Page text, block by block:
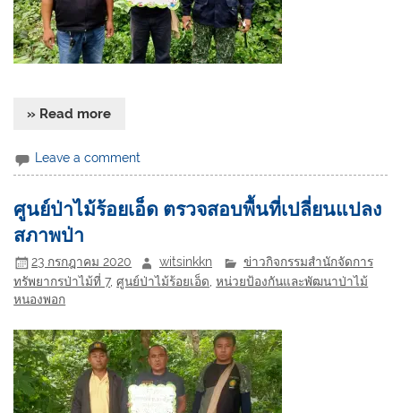
» Read more
Leave a comment
ศูนย์ป่าไม้ร้อยเอ็ด ตรวจสอบพื้นที่เปลี่ยนแปลง
สภาพป่า
23 กรกฎาคม 2020 witsinkkn
ข่าวกิจกรรมสำนักจัดการ
ทรัพยากรป่าไม้ที่ 7,ศูนย์ป่าไม้ร้อยเอ็ด ,หน่วยป้องกันและพัฒนาป่าไม้
หนองพอก